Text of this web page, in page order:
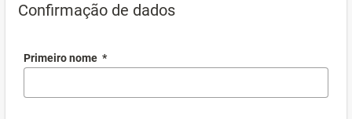
Confirmação de dados
Primeiro nome *